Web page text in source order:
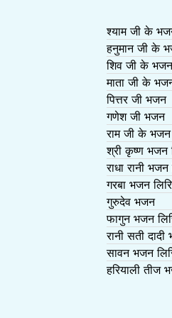
श्याम जी के
हनुमान जी के
शिव जी के
माता जी के
पित्तर जी भजन
गणेश जी भजन
राम जी के भजन
श्री कृष्ण भजन
राधा रानी
गरबा भजन
गुरुदेव भजन
फागुन भजन
रानी सती
सावन भजन
हरियाली तीज